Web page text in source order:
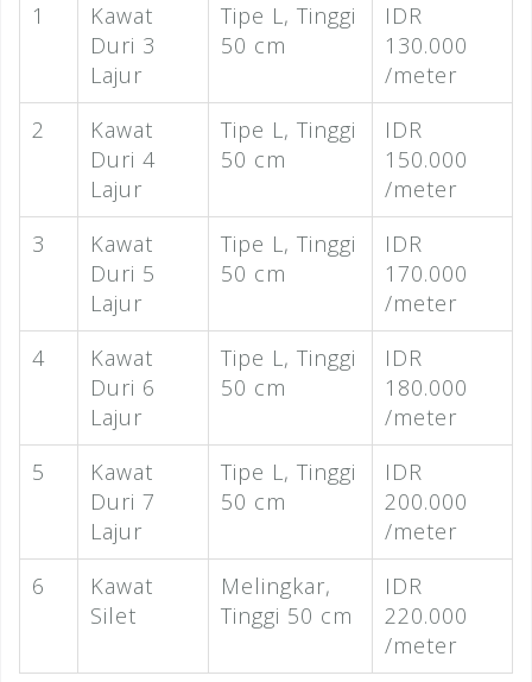
1
Kawat
Duri 3
Lajur
Tipe L, Tinggi
50 cm
IDR
130.000
/meter
2
Kawat
Duri 4
Lajur
Tipe L, Tinggi
50 cm
IDR
150.000
/meter
3
Kawat
Duri 5
Lajur
Tipe L, Tinggi
50 cm
IDR
170.000
/meter
4
Kawat
Duri 6
Lajur
Tipe L, Tinggi
50 cm
IDR
180.000
/meter
5
Kawat
Duri 7
Lajur
Tipe L, Tinggi
50 cm
IDR
200.000
/meter
6
Kawat
Silet
Melingkar,
Tinggi 50 cm
IDR
220.000
/meter